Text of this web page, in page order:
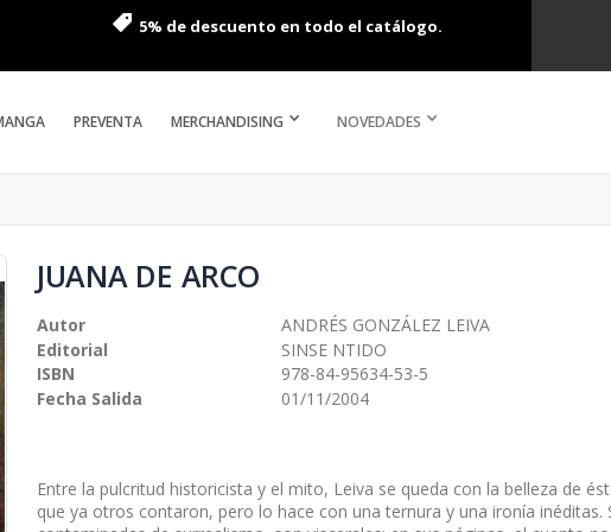
5% de descuento en todo el catálogo.
PREVENTA MERCHANDISING NOVEDADES
JUANA DE ARCO
Autor
ANDRÉS GONZÁLEZ LEIVA
Editorial
SINSE NTIDO
ISBN
978-84-95634-53-5
Fecha Salida
01/11/2004
Entre la pulcritud historicista y el mito, Leiva se queda con la belleza de
que ya otros contaron, pero lo hace con una ternura y una ironía inéditas.